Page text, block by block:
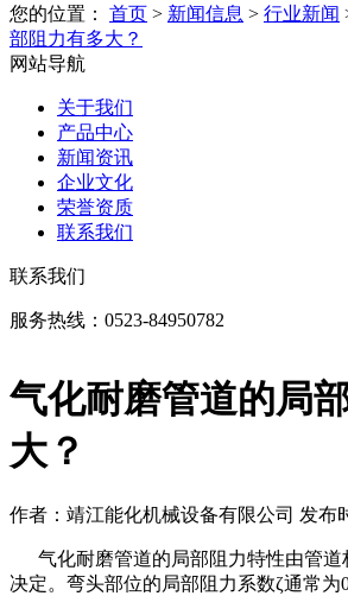
您的位置：
首页 > 新闻信息 > 行业新闻
部阻力有多大？
气化耐磨管道的局
大？
作者：靖江能化机械设备有限公司 发布
气化耐磨管道的局部阻力特性由管道
决定。弯头部位的局部阻力系数ζ通常为
网站导航
关于我们
产品中心
新闻资讯
企业文化
荣誉资质
联系我们
联系我们
服务热线：0523-84950782